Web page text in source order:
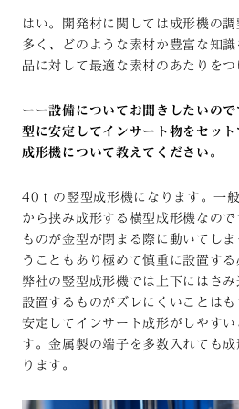
はい。開発材に関しては成形機の
多く、どのような素材か豊富な知
品に対して最適な素材のあたりをつ
ーー設備についてお聞きしたいの
型に安定してインサート物をセッ
成形機について教えてください。
40ｔの竪型成形機になります。一
から挟み成形する横型成形機なの
ものが金型が閉まる際に動いてし
うこともあり極めて慎重に設置す
弊社の竪型成形機では上下にはさみ
設置するものがズレにくいことは
安定してインサート成形がしやす
す。金属製の端子を多数入れても
ります。